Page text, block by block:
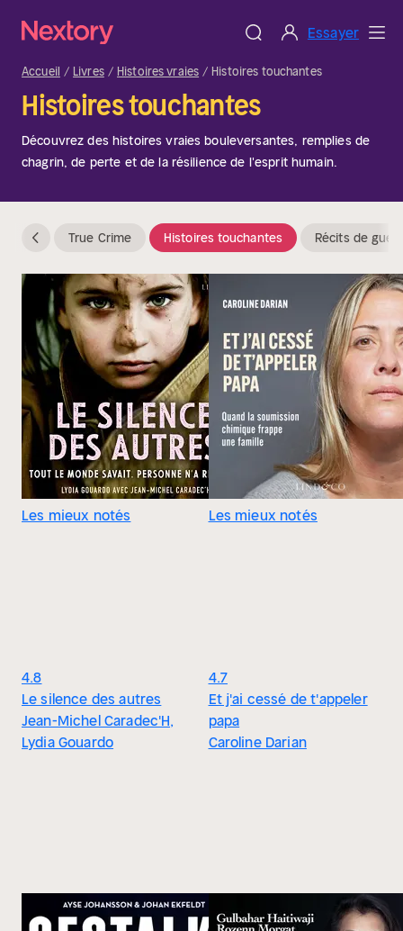
Essayer
Accueil Livres Histoires vraies Histoires touchantes
Histoires touchantes
Découvrez des histoires vraies bouleversantes, remplies de
chagrin, de perte et de la résilience de l'esprit humain.
True Crime Histoires touchantes Récits de
Les mieux notés
4.8
Le silence des autres
Jean-Michel Caradec'H,
Lydia Gouardo
Les mieux notés
4.7
Et j'ai cessé de t'appeler
papa
Caroline Darian